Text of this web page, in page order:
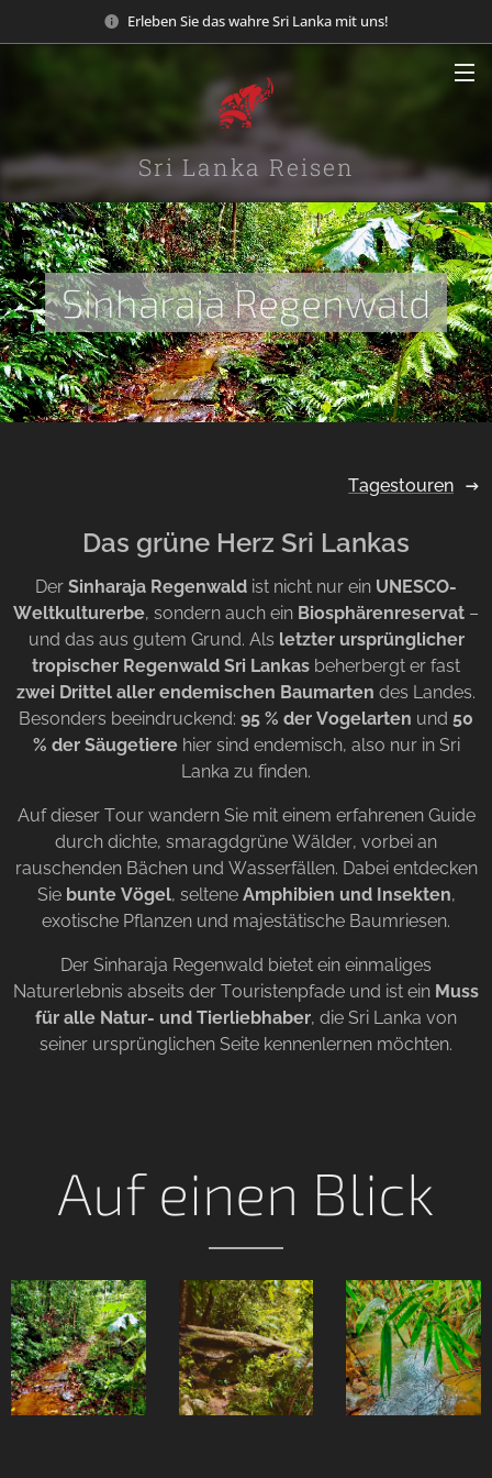
Erleben Sie das wahre Sri Lanka mit uns!
Sri Lanka Reisen
Sinharaja Regenwald
Tagestouren
Das grüne Herz Sri Lankas
Der Sinharaja Regenwald ist nicht nur ein UNESCO-
Weltkulturerbe, sondern auch ein Biosphärenreservat –
und das aus gutem Grund. Als letzter ursprünglicher
tropischer Regenwald Sri Lankas beherbergt er fast
zwei Drittel aller endemischen Baumarten des Landes.
Besonders beeindruckend: 95 % der Vogelarten und 50
% der Säugetierehier sind endemisch, also nur in Sri
Lanka zu finden.
Auf dieser Tour wandern Sie mit einem erfahrenen Guide
durch dichte, smaragdgrüne Wälder, vorbei an
rauschenden Bächen und Wasserfällen. Dabei entdecken
Sie bunte Vögel, seltene Amphibien und Insekten,
exotische Pflanzen und majestätische Baumriesen.
Der Sinharaja Regenwald bietet ein einmaliges
Naturerlebnis abseits der Touristenpfade und ist ein Muss
für alle Natur- und Tierliebhaber, die Sri Lanka von
seiner ursprünglichen Seite kennenlernen möchten.
Auf einen Blick